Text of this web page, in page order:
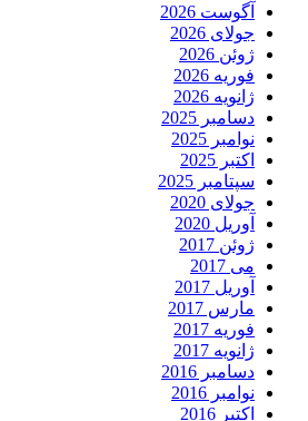
آگوست 2026
جولای 2026
ژوئن 2026
فوریه 2026
ژانویه 2026
دسامبر 2025
نوامبر 2025
اکتبر 2025
سپتامبر 2025
جولای 2020
آوریل 2020
ژوئن 2017
می 2017
آوریل 2017
مارس 2017
فوریه 2017
ژانویه 2017
دسامبر 2016
نوامبر 2016
اکتبر 2016